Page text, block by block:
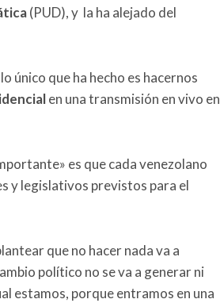
(PUD), y la ha alejado del
único que ha hecho es hacernos
en una transmisión en vivo en
es que cada venezolano
y legislativos previstos para el
que no hacer nada va a
político no se va a generar ni
estamos, porque entramos en una